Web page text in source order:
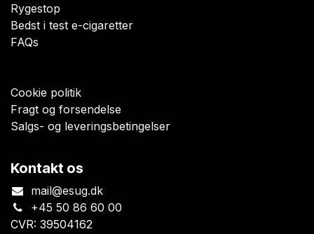
Rygestop
Bedst i test e-cigaretter
FAQs
Cookie politik
Fragt og forsendelse
Salgs- og leveringsbetingelser
Kontakt os
mail@esug.dk
+45 50 86 60 00
CVR: 39504162